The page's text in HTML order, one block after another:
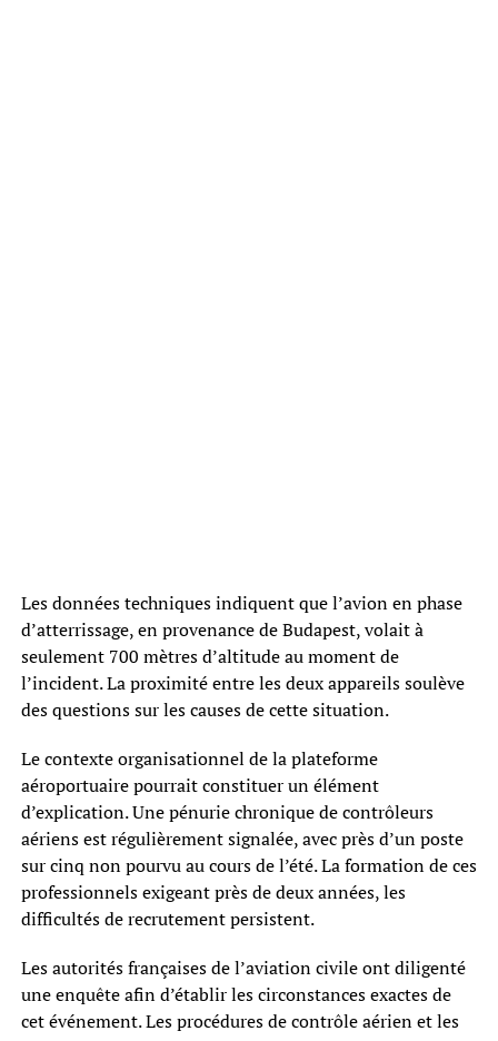
Les données techniques indiquent que l’avion en phase
d’atterrissage, en provenance de Budapest, volait à
seulement 700 mètres d’altitude au moment de
l’incident. La proximité entre les deux appareils soulève
des questions sur les causes de cette situation.
Le contexte organisationnel de la plateforme
aéroportuaire pourrait constituer un élément
d’explication. Une pénurie chronique de contrôleurs
aériens est régulièrement signalée, avec près d’un poste
sur cinq non pourvu au cours de l’été. La formation de ces
professionnels exigeant près de deux années, les
difficultés de recrutement persistent.
Les autorités françaises de l’aviation civile ont diligenté
une enquête afin d’établir les circonstances exactes de
cet événement. Les procédures de contrôle aérien et les